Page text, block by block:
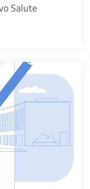
Salute